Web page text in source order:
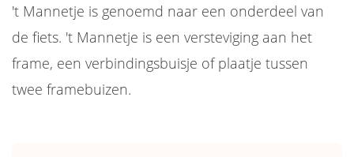
't Mannetje is genoemd naar een onderdeel van
de fiets. 't Mannetje is een versteviging aan het
frame, een verbindingsbuisje of plaatje tussen
twee framebuizen.